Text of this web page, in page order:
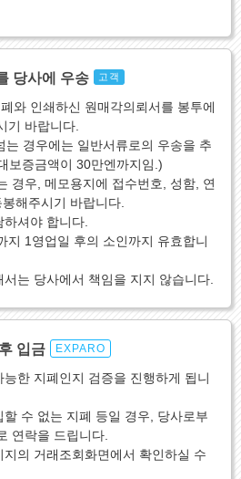
당사에 우송 고객
와 인쇄하신 원매각의뢰서를 봉투에
기 바랍니다.
경우에는 일반서류로의 우송을 추
보증금액이 30만엔까지임.)
경우, 메모용지에 접수번호, 성함, 연
해주시기 바랍니다.
셔야 합니다.
1영업일 후의 소인까지 유효합니
는 당사에서 책임을 지지 않습니다.
입금 EXPARO
한 지폐인지 검증을 진행하게 됩니
수 없는 지폐 등일 경우, 당사로부
연락을 드립니다.
의 거래조회화면에서 확인하실 수